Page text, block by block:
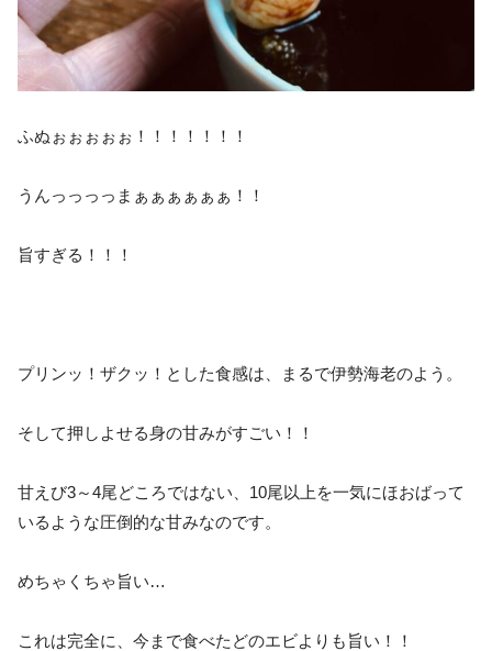
ふぬぉぉぉぉぉ！！！！！！！
うんっっっっまぁぁぁぁぁぁ！！
旨すぎる！！！
プリンッ！ザクッ！とした食感は、まるで伊勢海老のよう。
そして押しよせる身の甘みがすごい！！
甘えび3～4尾どころではない、10尾以上を一気にほおばって
いるような圧倒的な甘みなのです。
めちゃくちゃ旨い…
これは完全に、今まで食べたどのエビよりも旨い！！